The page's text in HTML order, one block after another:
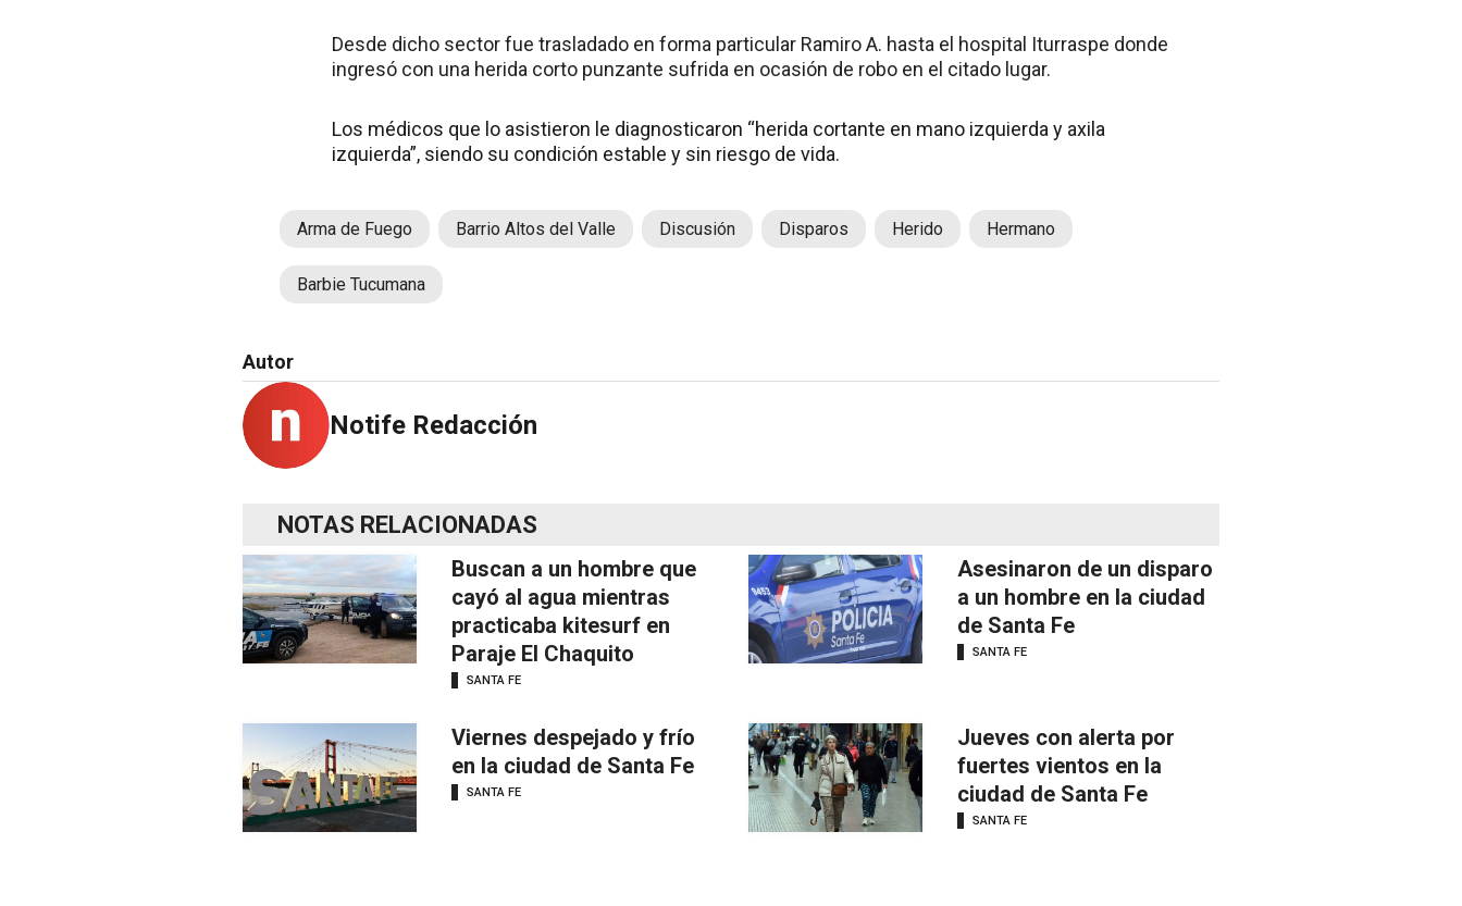
Desde dicho sector fue trasladado en forma particular Ramiro A. hasta el hospital Iturraspe donde
ingresó con una herida corto punzante sufrida en ocasión de robo en el citado lugar.
Los médicos que lo asistieron le diagnosticaron “herida cortante en mano izquierda y axila
izquierda”, siendo su condición estable y sin riesgo de vida.
Arma de Fuego Barrio Altos del Valle Discusión Disparos Herido Hermano
Barbie Tucumana
Autor
Notife Redacción
NOTAS RELACIONADAS
Buscan a un hombre que
cayó al agua mientras
practicaba kitesurf en
Paraje El Chaquito
SANTA FE
Asesinaron de un disparo
a un hombre en la ciudad
de Santa Fe
SANTA FE
Viernes despejado y frío
en la ciudad de Santa Fe
SANTA FE
Jueves con alerta por
fuertes vientos en la
ciudad de Santa Fe
SANTA FE